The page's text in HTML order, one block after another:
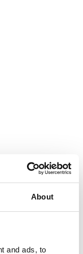
About
and ads, to